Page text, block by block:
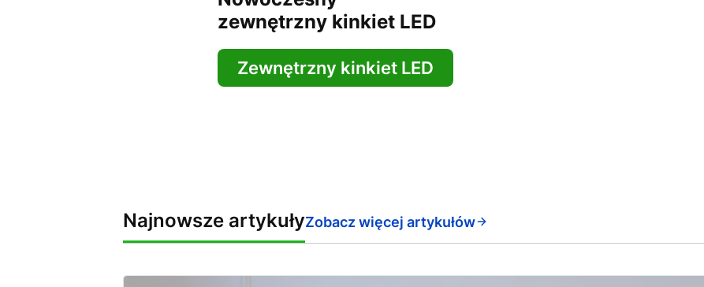
zewnętrzny kinkiet LED
Zewnętrzny kinkiet LED
Najnowsze artykułyZobacz więcej artykułów